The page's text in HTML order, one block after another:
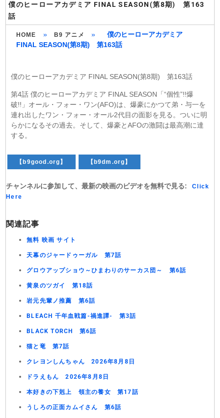
僕のヒーローアカデミア FINAL SEASON(第8期) 第163
話
HOME » B9 アニメ »
僕のヒーローアカデミア
FINAL SEASON(第8期) 第163話
僕のヒーローアカデミア FINAL SEASON(第8期) 第163話
第4話 僕のヒーローアカデミア FINAL SEASON「“個性”!!爆
破!!」オール・フォー・ワン(AFO)は、爆豪にかつて弟・与一を
連れ出したワン・フォー・オール2代目の面影を見る。ついに明
らかになるその過去。そして、爆豪とAFOの激闘は最高潮に達
する。
【b9good.org】 【b9dm.org】
チャンネルに参加して、最新の映画のビデオを無料で見る:
Click
Here
関連記事
無料 映画 サイト
天幕のジャードゥーガル 第7話
グロウアップショウ～ひまわりのサーカス団～ 第6話
黄泉のツガイ 第18話
岩元先輩ノ推薦 第6話
BLEACH 千年血戦篇-禍進譚- 第3話
BLACK TORCH 第6話
猫と竜 第7話
クレヨンしんちゃん 2026年8月8日
ドラえもん 2026年8月8日
本好きの下剋上 領主の養女 第17話
うしろの正面カムイさん 第6話